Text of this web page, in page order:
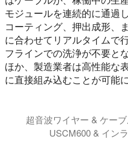
モジュールを連続的に通過
コーティング、押出成形、
に合わせてリアルタイムで
フラインでの洗浄が不要と
ほか、製造業者は高性能な
に直接組み込むことが可能
超音波ワイヤー & ケー
USCM600 & イン